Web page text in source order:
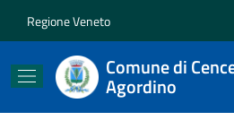
Regione Veneto
Comune di
Agordino